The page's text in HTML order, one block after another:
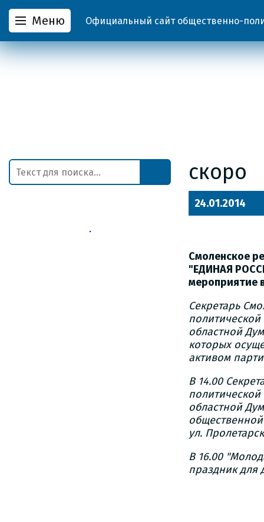
Меню Официальный сайт общественно-
скоро
24.01.2014
Смоленское
"ЕДИНАЯ
мероприятие
Секретарь
областной
которых
активом
В 14.00
областной
ул.
В 16.00
праздник для